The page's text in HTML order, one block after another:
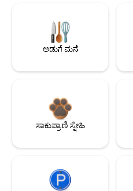
ಅಡುಗೆ ಮನೆ
ಸಾಕುಪ್ರಾಣಿ ಸ್ನೇಹಿ